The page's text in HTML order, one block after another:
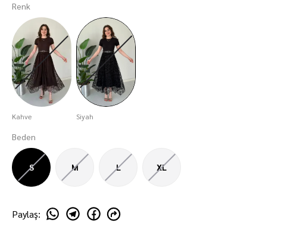
Renk
Kahve Siyah
Beden
S M L XL
Paylaş: